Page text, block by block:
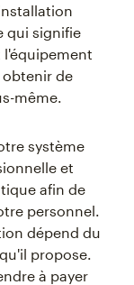
qui signifie
obtenir de
même.
système
et
afin de
personnel.
dépend du
propose.
à payer